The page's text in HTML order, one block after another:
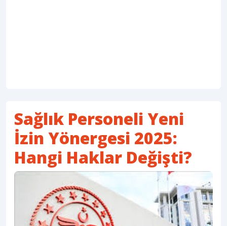
Sağlık Personeli Yeni
İzin Yönergesi 2025:
Hangi Haklar Değişti?